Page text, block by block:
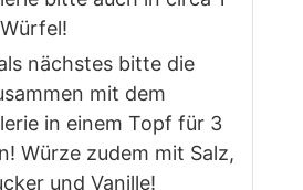
nächstes bitte die
mit dem
in einem Topf für 3
Würze zudem mit Salz,
und Vanille!